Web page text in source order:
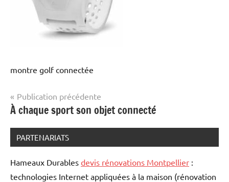
montre golf connectée
Navigation
de
l’article
Publication précédente
À chaque sport son objet connecté
PARTENARIATS
Hameaux Durables devis rénovations Montpellier :
technologies Internet appliquées à la maison (rénovation